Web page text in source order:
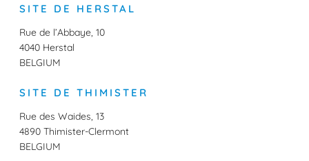
e
b
o
k
t
a
r
a
m
k
e
I
n
T
u
e
SITE DE HERSTAL
Rue de l’Abbaye, 10
4040 Herstal
BELGIUM
SITE DE THIMISTER
Rue des Waides, 13
4890 Thimister-Clermont
BELGIUM